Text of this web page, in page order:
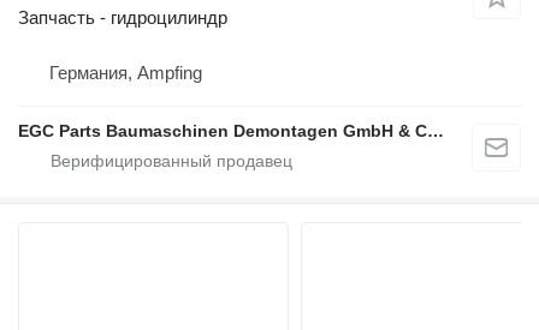
Запчасть - гидроцилиндр
Германия, Ampfing
EGC Parts Baumaschinen Demontagen GmbH & Co. KG